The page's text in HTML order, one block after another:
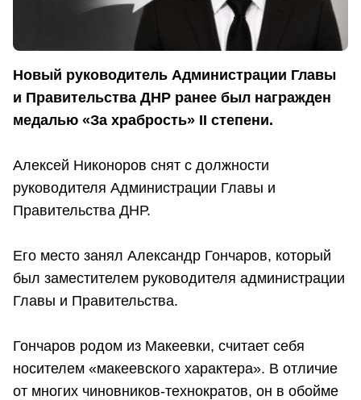
Новый руководитель Администрации Главы
и Правительства ДНР ранее был награжден
медалью «За храбрость» II степени.
Алексей Никоноров снят с должности
руководителя Администрации Главы и
Правительства ДНР.
Его место занял Александр Гончаров, который
был заместителем руководителя администрации
Главы и Правительства.
Гончаров родом из Макеевки, считает себя
носителем «макеевского характера». В отличие
от многих чиновников-технократов, он в обойме